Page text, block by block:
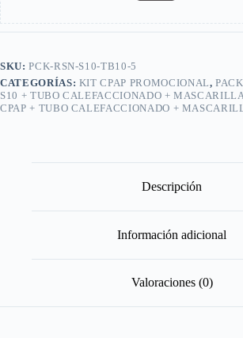
SKU:PCK-RSN-S10-TB10-5
CATEGORÍAS: KIT CPAP PROMOCIONAL,
S10 + TUBO CALEFACCIONADO +
CPAP + TUBO CALEFACCIONADO +
Descripción
Información adicional
Valoraciones (0)